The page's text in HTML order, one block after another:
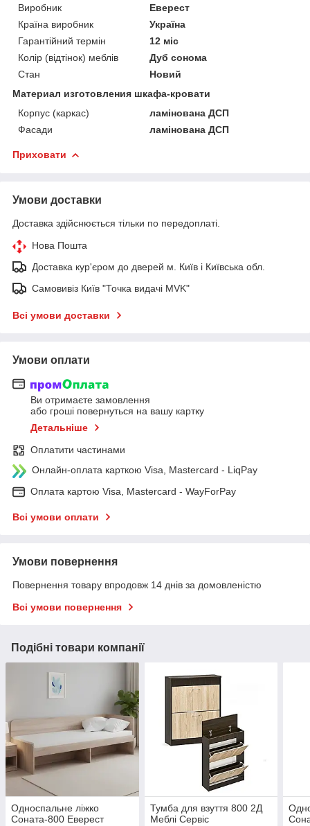
Виробник
Еверест
Країна виробник
Україна
Гарантійний термін
12 міс
Колір (відтінок) меблів
Дуб сонома
Стан
Новий
Материал изготовления шкафа-кровати
Корпус (каркас)
ламінована ДСП
Фасади
ламінована ДСП
Приховати
Умови доставки
Доставка здійснюється тільки по передоплаті.
Нова Пошта
Доставка кур'єром до дверей м. Київ і Київська обл.
Самовивіз Київ "Точка видачі MVK"
Всі умови доставки
Умови оплати
Ви отримаєте замовлення
або гроші повернуться на вашу картку
Детальніше
Оплатити частинами
Онлайн-оплата карткою Visa, Mastercard - LiqPay
Оплата картою Visa, Mastercard - WayForPay
Всі умови оплати
Умови повернення
Повернення товару впродовж 14 днів за домовленістю
Всі умови повернення
Подібні товари компанії
Односпальне ліжко
Соната-800 Еверест
Тумба для взуття 800 2Д
Меблі Сервіс